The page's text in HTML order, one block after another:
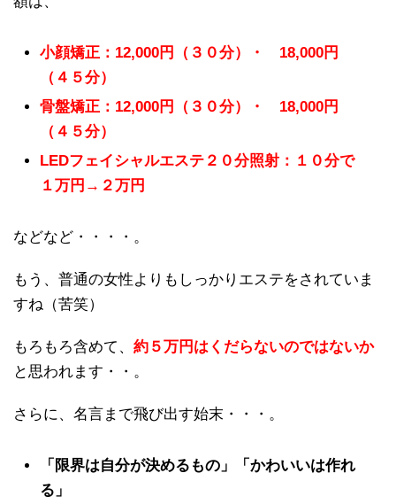
小顔矯正：12,000円（３０分）・ 18,000円
（４５分）
骨盤矯正：12,000円（３０分）・ 18,000円
（４５分）
LEDフェイシャルエステ２０分照射：１０分で
１万円→２万円
などなど・・・・。
もう、普通の女性よりもしっかりエステをされていま
すね（苦笑）
もろもろ含めて、 約５万円はくだらないのではないか
と思われます・・。
さらに、名言まで飛び出す始末・・・。
「限界は自分が決めるもの」「かわいいは作れ
る」